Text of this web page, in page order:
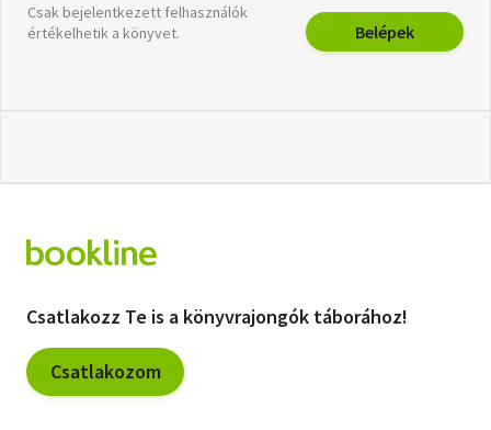
Csak bejelentkezett felhasználók
értékelhetik a könyvet.
Belépek
Csatlakozz Te is a könyvrajongók táborához!
Csatlakozom